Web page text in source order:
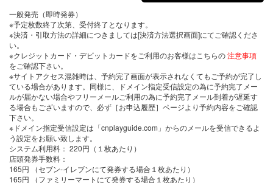
一般発売（即時発券）
※予定枚数終了次第、受付終了となります。
※決済・引取方法の詳細につきましては[決済方法選択画面]にてご確認くださ
い。
※クレジットカード・デビットカードをご利用のお客様はこちらの注意事項
をご確認下さい。
※サイトアクセス混雑時は、予約完了画面が表示されなくてもご予約が完了し
ている場合があります。同様に、ドメイン指定受信設定の為に予約完了メー
ルが届かない場合やフリーメールご利用の為に予約完了メール到着が遅延す
る場合もございますので、必ず［お申込履歴］ページより予約内容をご確認
下さい。
※ドメイン指定受信設定は「cnplayguide.com」からのメールを受信できるよ
う設定をお願い致します。
システム利用料： 220円（１枚あたり）
店頭発券手数料 ：
165円 （セブン-イレブンにて発券する場合１枚あたり）
165円 （ファミリーマートにて発券する場合１枚あたり）